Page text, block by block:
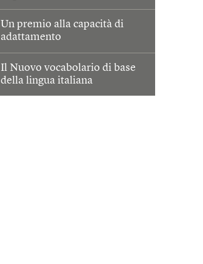
Un premio alla capacità di
adattamento
Il Nuovo vocabolario di base
della lingua italiana